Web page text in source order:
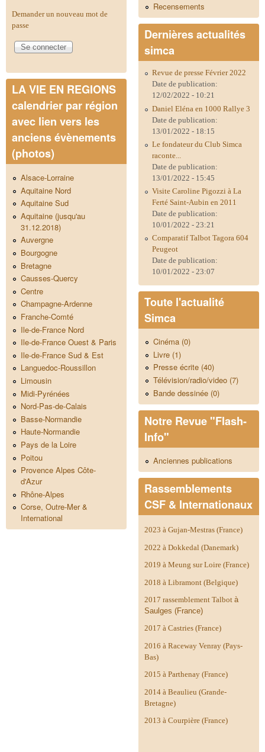
Demander un nouveau mot de
passe
LA VIE EN REGIONS
calendrier par région
avec lien vers les
anciens évènements
(photos)
Alsace-Lorraine
Aquitaine Nord
Aquitaine Sud
Aquitaine (jusqu'au
31.12.2018)
Auvergne
Bourgogne
Bretagne
Causses-Quercy
Centre
Champagne-Ardenne
Franche-Comté
Ile-de-France Nord
Ile-de-France Ouest & Paris
Ile-de-France Sud & Est
Languedoc-Roussillon
Limousin
Midi-Pyrénées
Nord-Pas-de-Calais
Basse-Normandie
Haute-Normandie
Pays de la Loire
Poitou
Provence Alpes Côte-
d'Azur
Rhône-Alpes
Corse, Outre-Mer &
International
Recensements
Dernières actualités
simca
Revue de presse Février 2022
Date de publication:
12/02/2022 - 10:21
Daniel Eléna en 1000 Rallye 3
Date de publication:
13/01/2022 - 18:15
Le fondateur du Club Simca
raconte...
Date de publication:
13/01/2022 - 15:45
Visite Caroline Pigozzi à La
Ferté Saint-Aubin en 2011
Date de publication:
10/01/2022 - 23:21
Comparatif Talbot Tagora 604
Peugeot
Date de publication:
10/01/2022 - 23:07
Toute l'actualité
Simca
Cinéma (0)
Livre (1)
Presse écrite (40)
Télévision/radio/video (7)
Bande dessinée (0)
Notre Revue "Flash-
Info"
Anciennes publications
Rassemblements
CSF & Internationaux
2023 à Gujan-Mestras (France)
2022 à Dokkedal (Danemark)
2019 à Meung sur Loire (France)
2018 à Libramont (Belgique)
2017 rassemblement Talbot à
Saulges (France)
2017 à Castries (France)
2016 à Raceway Venray (Pays-
Bas)
2015 à Parthenay (France)
2014 à Beaulieu (Grande-
Bretagne)
2013 à Courpière (France)